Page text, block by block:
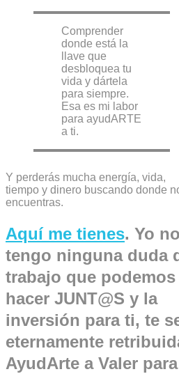
Comprender
donde está la
llave que
desbloquea tu
vida y dártela
para siempre.
Esa es mi labor
para ayudARTE
a ti.
Y perderás mucha energía, vida,
tiempo y dinero buscando donde
encuentras.
Aquí me tienes. Yo no
tengo ninguna duda
trabajo que podemos
hacer JUNT@S y la
inversión para ti, te
eternamente
AyudArte a Valer para